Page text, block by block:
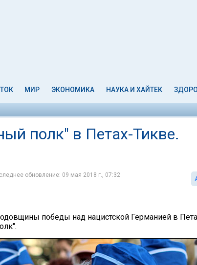
МИР ЭКОНОМИКА НАУКА И ХАЙТЕК
полк" в Петах-Тикве.
обновление: 09 мая 2018 г., 07:32
победы над нацистской Германией в